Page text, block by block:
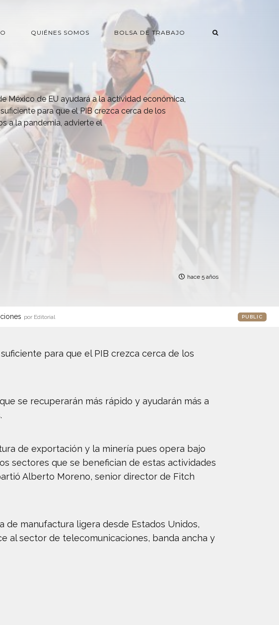
QUIÉNES SOMOS BOLSA DE TRABAJO
México de EU ayudará a la actividad económica,
para que el PIB crezca cerca de los
a la pandemia, advierte el
hace 5 años
por Editorial PUBLIC
para que el PIB crezca cerca de los
se recuperarán más rápido y ayudarán más a
de exportación y la minería pues opera bajo
sectores que se benefician de estas actividades
Alberto Moreno, senior director de Fitch
manufactura ligera desde Estados Unidos,
al sector de telecomunicaciones, banda ancha y